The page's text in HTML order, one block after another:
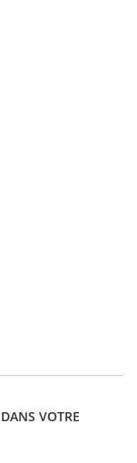
VOTRE